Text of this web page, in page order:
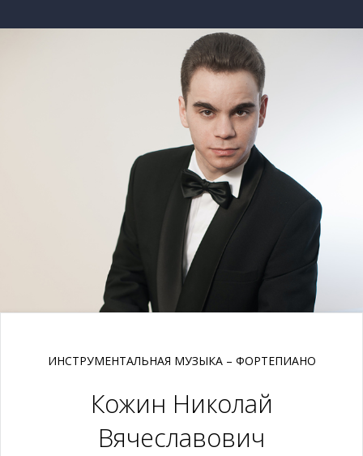
ИНСТРУМЕНТАЛЬНАЯ МУЗЫКА – ФОРТЕПИАНО
Кожин Николай
Вячеславович